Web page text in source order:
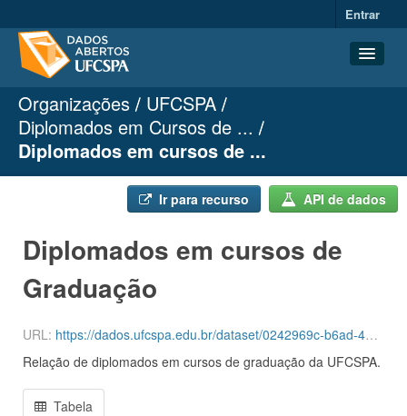
Entrar
Conjuntos de dados
Organizações
Grupos
Organizações
UFCSPA
Diplomados em Cursos de ...
Diplomados em cursos de ...
Ir para recurso API de dados
Diplomados em cursos de
Graduação
URL: https://dados.ufcspa.edu.br/dataset/0242969c-b6ad-4497-8ef5-5fc5c0bed2a0/resource/8cfb5206-3f0e-4549-8452-c418a9d9f291/download/diplomados_graduacao.csv
Relação de diplomados em cursos de graduação da UFCSPA.
Tabela